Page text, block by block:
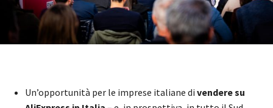
Un’opportunità per le imprese italiane di vendere su